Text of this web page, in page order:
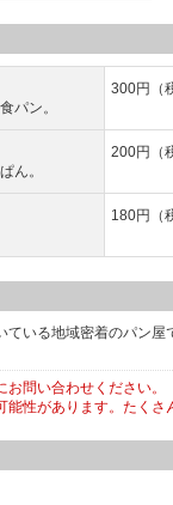
パン。
300円（
ん。
200円（
180円（
いる地域密着のパン
問い合わせください。
性があります。たく